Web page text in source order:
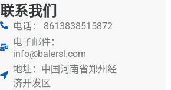
联系我们
电话： 8613838515872
电子邮件：
info@balersl.com
地址：中国河南省郑州经
济开发区